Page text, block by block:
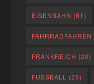
EISENBAHN (81)
FAHRRADFAHREN
FRANKREICH (20)
FUSSBALL (25)